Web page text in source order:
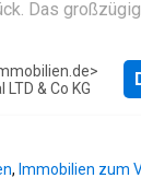
-
bietet
durch die
slt
Das
einen
stehen
>
& Co KG
, Immobilien zum